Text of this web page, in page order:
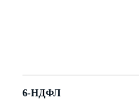
6-НДФЛ